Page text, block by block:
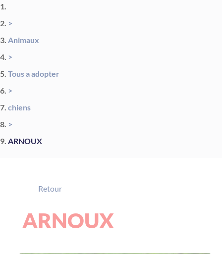
>
Animaux
>
Tous a adopter
>
chiens
>
ARNOUX
Retour
ARNOUX